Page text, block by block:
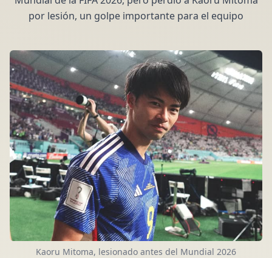
por lesión, un golpe importante para el equipo
Kaoru Mitoma, lesionado antes del Mundial 2026